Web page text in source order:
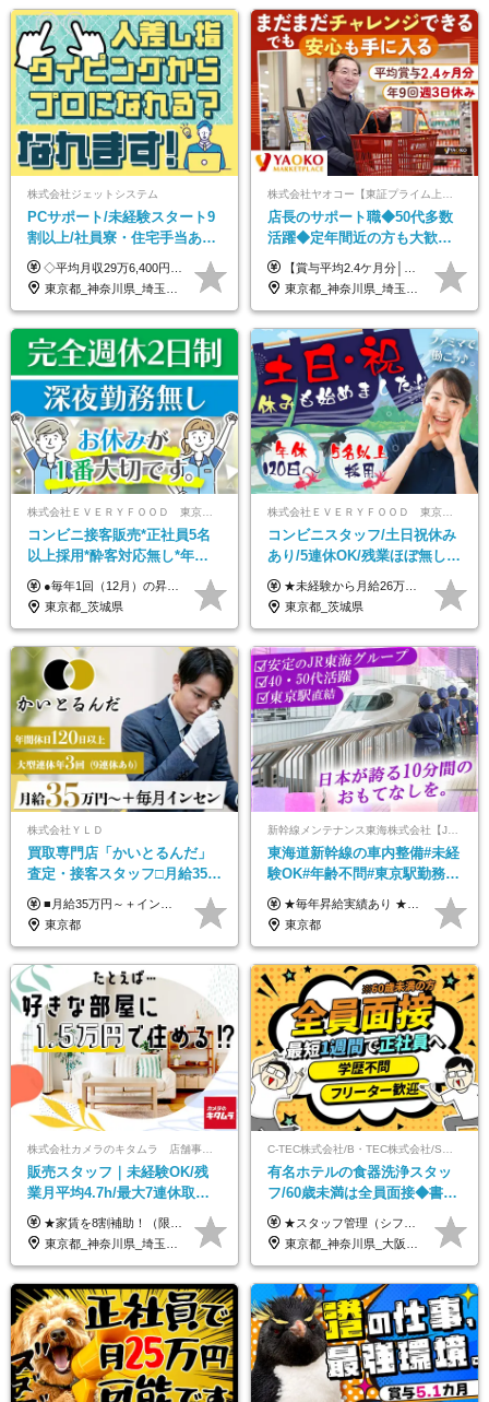
株式会社ジェットシステム
PCサポート/未経験スタート9
割以上/社員寮・住宅手当あり/
正社員デビューOK/20代～30
代活躍中/全国募集
◇平均月収29万6,400円(各種手当含む) ◇住宅手当⇒最大家賃の半額支給 ◇賞与年2回支給 ■月給22万5,000円以上＋地域手当＋時間外手当＋住宅手当＋家族手当 ※経験やスキルに応じて給与を決定します ※試用期間2ヶ月あり（期間内は時給1,060円以上となります） └地域により上がる可能性があり／例：東京都時給1,370円 └その他待遇に差異なし ＜モデル月収例＞ 1年目：296,400円 3年目：320,000円 【固定残業代について】 なし（残業代は、実際の労働時間に応じて別途全額支給）
東京都_神奈川県_埼玉県_千葉県_大阪府_愛知県_北海道_青森県_岩手県_宮城県_秋田県_山形県_福島県_茨城県_群馬県_新潟県_山梨県_長野県_富山県_石川県_静岡県_岐阜県_三重県_兵庫県_京都府_滋賀県_奈良県_和歌山県_広島県_岡山県_鳥取県_島根県_山口県_徳島県_香川県_愛媛県_高知県_福岡県_熊本県_佐賀県_長崎県_大分県_宮崎県_沖縄県
店長のサポート職◆50代多数
活躍◆定年間近の方も大歓
迎！◆出勤はお昼から◆平均
賞与2.4ヶ月分◆残業少なめ
【賞与平均2.4ケ月分│決算賞与も20年以上連続で支給中！】 ＜月収例＞ 月収29万円（地域限定正社員／残業代・各種手当含む） 月収26万円（契約社員／残業代・各種手当含む） ◆月給：月給258,400円～361,500円＋残業代＋各種手当 ※給与は前職での経験、スキルを考慮し、決定します ※残業代は全額支給します ※契約社員としてご入社いただく方は、賞与額に差異あり。詳細は面接でお話しします ※試用期間3ヶ月あり。条件に変更はありません ※契約社員の場合：契約期間12カ月（更新あり） ※60歳未満でご入社いただいた方も、60歳になったタイミングで雇用形態は契約社員に切り替えとなります。
東京都_神奈川県_埼玉県_千葉県_茨城県_栃木県_群馬県
株式会社ＥＶＥＲＹＦＯＯＤ 東京本社
コンビニ接客販売*正社員5名
以上採用*酔客対応無し*年休
120日～*創業59年の安定基盤*
コンビニ経験者優遇
●毎年1回（12月）の昇給で給与にしっかり反映！ ●賞与年2回あり（6月・12月） 月給26万円＋賞与年2回＋交通費全額支給 役職の有無にかかわらず、日々の頑張りは正当に評価します！ リーダー・店長昇格後は等級に合わせて給与UP＋役職手当があるので、 納得感を持って働くことができます◎ ※経験・スキルを考慮の上、決定します ※上記金額には固定残業代（21時間分・3万7300円以上）を含みます。超過分は別途全額支給します ※試用期間3ヶ月間あり（期間中の給与・待遇に差異はありません）
東京都_茨城県
コンビニスタッフ/土日祝休み
あり/5連休OK/残業ほぼ無し/
賞与年2回/トイレ掃除・夜勤
無し/面接1回
★未経験から月給26万円スタート！ ★毎年1回（12月）の昇給＋賞与（年2回）で給与にしっかり反映！ 月給26万円＋賞与年2回＋交通費全額支給 ※リーダー・店長昇格後は基本給2万円UP＋役職手当支給 ※経験・スキルを考慮の上、決定します ※上記金額には固定残業代（21時間分・3万7300円以上）を含みます。超過分は別途全額支給します ※試用期間3ヶ月間あり（期間中の給与・待遇に差異はありません）
東京都_茨城県
株式会社ＹＬＤ
買取専⾨店「かいとるんだ」
査定・接客スタッフ□⽉給35万
円以上＋毎⽉インセン□年休
120日以上□土日休み
■月給35万円～＋インセンティブ＋各種手当 ※固定残業代（月45時間分87,600円～）を含む。超過した場合は別途残業代を支給いたします ※経験・年齢などを考慮の上、決定します ※試用期間3ヶ月あり（待遇に変動なし）
東京都
新幹線メンテナンス東海株式会社【JR東海グループ】
東海道新幹線の車内整備#未経
験OK#年齢不問#東京駅勤務
#59歳まで正社員登用可＆登用
実績多数！
★毎年昇給実績あり ★入社3年で430万円も可(正社員登用された場合) ■入社時月収例：25万2840円(1万2040円×21日)＋賞与支給実績有（年2回・2025年度） 日給1万2040円 ※別途「超過勤務手当、祝繁手当、特殊手当」の支給有 ※試用期間中（2ヶ月）の待遇・雇用形態に差異はございません
東京都
株式会社カメラのキタムラ 店舗事業部【カメラのキタムラ】
販売スタッフ｜未経験OK/残
業月平均4.7h/最大7連休取得
可/全国募集/家賃8割を会社が
負担/賞与年2回
★家賃を8割補助！（限度額は地域により異なる） ※転勤による引っ越しが発生する場合 ＝＝＝＝＝＝＝＝＝＝＝＝＝＝＝＝＝＝＝＝＝＝＝ 例えば、家賃7.5万円なら6万円は会社で負担。 あなたが支払うのは、たったの1.5万円です！ 年間では自己負担額が約72万ほどお得になります！ ＝＝＝＝＝＝＝＝＝＝＝＝＝＝＝＝＝＝＝＝＝＝＝ 月給22万8,700円～26万3,100円＋賞与年2回（初回の支給は当社規定による）＋残業手当 ＜実際の給与例＞ *24歳:月給23万4,700円＋賞与年2回（初回の支給は当社規定による）＋残業手当＋諸手当 ※上記はあくまで参考月給です。ご経歴・年齢を考慮し、当社規定により決定します ※評価により昇給あり ※残業代は別途支給あり ※試用期間2ヶ月あり（期間中の給与・待遇に差異はありません） 【実在する社員の年収モデル】 年収530万円（30歳） 年収820万円（40歳） 【入社時の想定年収】 330万円～900万円
東京都_神奈川県_埼玉県_千葉県_大阪府_愛知県_北海道_青森県_宮城県_秋田県_山形県_茨城県_群馬県_新潟県_長野県_富山県_静岡県_三重県_兵庫県_京都府_広島県_岡山県_鳥取県_山口県_徳島県_香川県_愛媛県_福岡県_熊本県_佐賀県_長崎県_大分県_宮崎県_鹿児島県
有名ホテルの食器洗浄スタッ
フ/60歳未満は全員面接◆書類
選考なし◆ブランクOK◆月25
万～ ◆40～50代活躍
★スタッフ管理（シフト調整など）の経験があれば【月給28万円以上】 ★賞与支給実績：基本給の2ヶ月分～3ヶ月分 ＝＝ライフスタイルに合わせて働き方を選べます＝＝ ■正社員 ＜未経験者＞月給25万円～35万円＋賞与年2回 ＜経験者＞月給28万円～35万円＋賞与年2回 ※経験やスキルに応じて決定します ※残業代全額支給 ※試用期間（3ヶ月間）中の雇用形態や待遇に差異はありません ※正社員の場合、転勤の可能性あり ■契約社員 月給22万円～＋残業代全額支給 ※契約社員の場合、賞与の支給および転勤の可能性はありません ※勤務時間や勤務日数の希望があればご相談に応じます ※試用期間なし ※契約の更新 有(勤務状況により判断する) 更新上限 有(通算契約期間の上限 1年/更新回数の上限 なし)
東京都_神奈川県_大阪府_愛知県_北海道_京都府_福岡県_沖縄県